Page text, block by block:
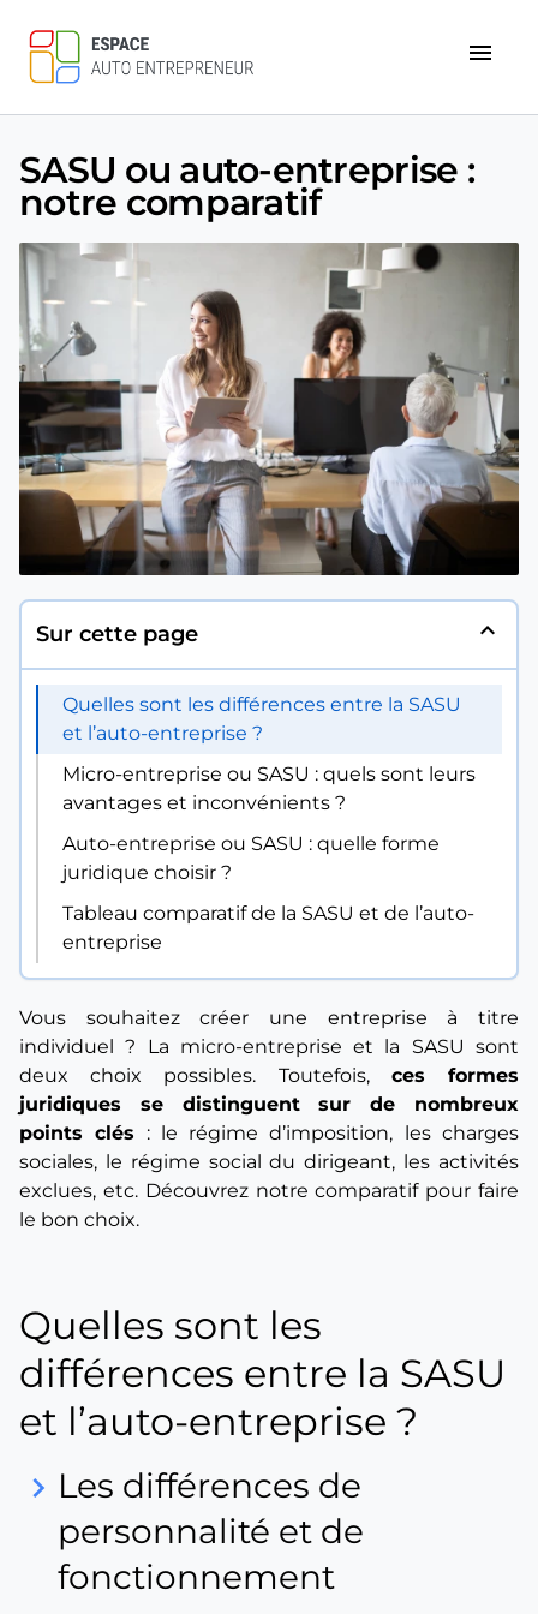
menu
SASU ou auto-entreprise :
notre comparatif
Sur cette page expand_less
Quelles sont les différences entre la SASU
et l’auto-entreprise ?
Micro-entreprise ou SASU : quels sont leurs
avantages et inconvénients ?
Auto-entreprise ou SASU : quelle forme
juridique choisir ?
Tableau comparatif de la SASU et de l’auto-
entreprise
Vous souhaitez créer une entreprise à titre
individuel ? La micro-entreprise et la SASU sont
deux choix possibles. Toutefois, ces formes
juridiques se distinguent sur de nombreux
points clés : le régime d’imposition, les charges
sociales, le régime social du dirigeant, les activités
exclues, etc. Découvrez notre comparatif pour faire
le bon choix.
Quelles sont les
différences entre la SASU
et l’auto-entreprise ?
keyboard_arrow_right Les différences de
personnalité et de
fonctionnement